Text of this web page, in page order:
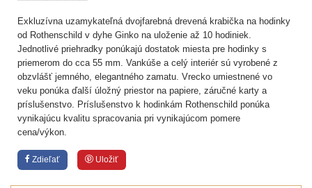
Exkluzívna uzamykateľná dvojfarebná drevená krabička na hodinky
od Rothenschild v dyhe Ginko na uloženie až 10 hodiniek.
Jednotlivé priehradky ponúkajú dostatok miesta pre hodinky s
priemerom do cca 55 mm. Vankúše a celý interiér sú vyrobené z
obzvlášť jemného, elegantného zamatu. Vrecko umiestnené vo
veku ponúka ďalší úložný priestor na papiere, záručné karty a
príslušenstvo. Príslušenstvo k hodinkám Rothenschild ponúka
vynikajúcu kvalitu spracovania pri vynikajúcom pomere
cena/výkon.
Zdieľať Uložiť